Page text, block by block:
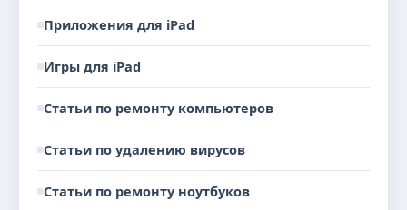
Приложения для iPad
Игры для iPad
Статьи по ремонту компьютеров
Статьи по удалению вирусов
Статьи по ремонту ноутбуков